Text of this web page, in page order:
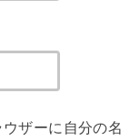
ザーに自分の名